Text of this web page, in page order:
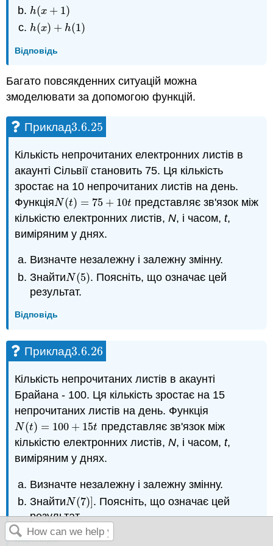
h(x + 1)
h(x+1 )
h(x) + h(1)
h(x)+h (1)
Відповідь
Багато повсякденних ситуацій можна
змоделювати за допомогою функцій.
Приклад3.6.25
3.6.25
Кількість непрочитаних електронних листів в
акаунті Сільвії становить 75. Ця кількість
зростає на 10 непрочитаних листів на день.
ФункціяN(t) = 75 + 10t
N(t)= 75 +10t
представляє зв'язок між
кількістю електронних листів,N, і часом,t,
виміряним у днях.
Визначте незалежну і залежну змінну.
ЗнайтиN(5)
N(5) . Поясніть, що означає цей
результат.
Відповідь
Приклад3.6.26
3.6.26
Кількість непрочитаних листів в акаунті
Брайана - 100. Ця кількість зростає на 15
непрочитаних листів на день. Функція
N(t) = 100 + 15t
N(t)= 100+15t
представляє зв'язок між
кількістю електронних листів,N, і часом,t,
виміряним у днях.
Визначте незалежну і залежну змінну.
ЗнайтиN(7)
N(7)] . Поясніть, що означає цей
результат.
Відповідь